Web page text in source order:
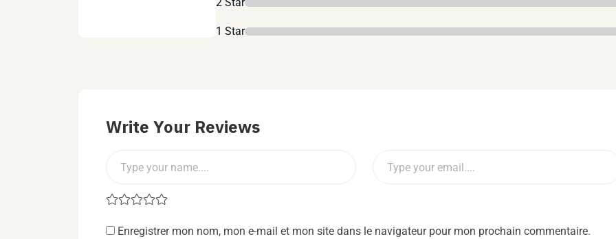
1 Star
Write Your Reviews
Enregistrer mon nom, mon e-mail et mon site dans le navigateur pour mon prochain commentaire.